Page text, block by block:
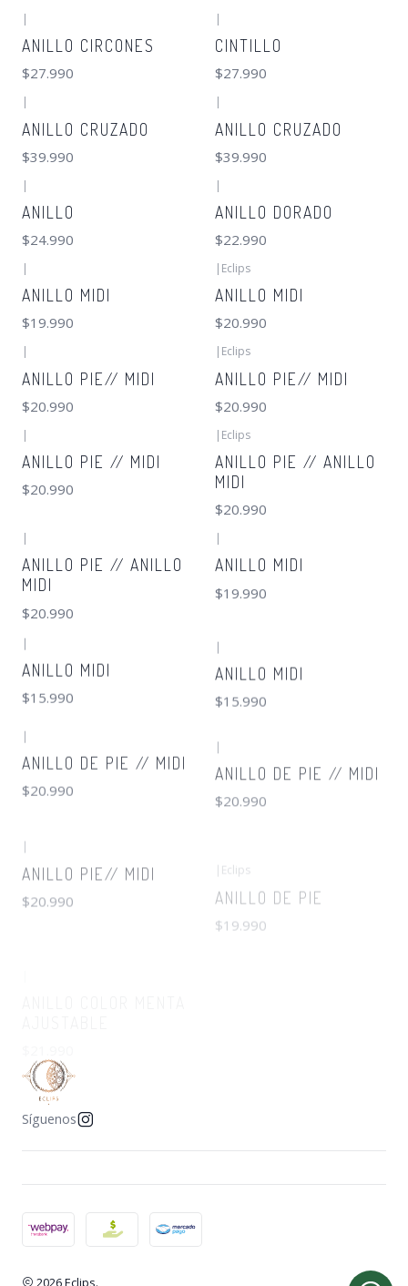
|
ANILLO CIRCONES
$27.990
|
CINTILLO
$27.990
|
ANILLO CRUZADO
$39.990
|
ANILLO CRUZADO
$39.990
|
ANILLO
$24.990
|
ANILLO DORADO
$22.990
|
ANILLO MIDI
$19.990
| Eclips
ANILLO MIDI
$20.990
ANILLO PIE// MIDI
$20.990
Eclips
ANILLO PIE// MIDI
$20.990
|
ANILLO PIE // MIDI
$20.990
| Eclips
ANILLO PIE // ANILLO
MIDI
$20.990
|
ANILLO PIE // ANILLO
MIDI
$20.990
|
ANILLO MIDI
$19.990
|
ANILLO MIDI
$15.990
|
ANILLO MIDI
$15.990
ANILLO DE PIE // MIDI ANILLO DE PIE // MIDI
$20.990
ANILLO PIE// MIDI
$20.990 $19.990
Síguenos
2026 Eclips.